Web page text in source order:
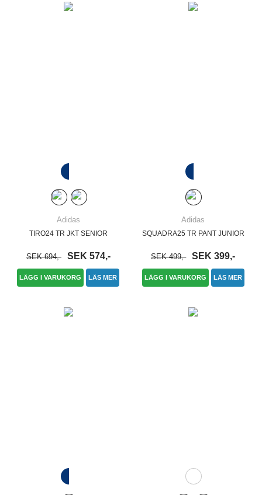
Adidas
TIRO24 TR JKT SENIOR
SEK 694,- SEK 574,-
LÄGG I VARUKORG LÄS MER
Adidas
SQUADRA25 TR PANT JUNIOR
SEK 499,- SEK 399,-
LÄGG I VARUKORG LÄS MER